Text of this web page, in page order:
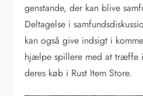
genstande, der kan blive
Deltagelse i
kan også give indsigt i
hjælpe spillere med at træffe
deres køb i Rust Item Store.